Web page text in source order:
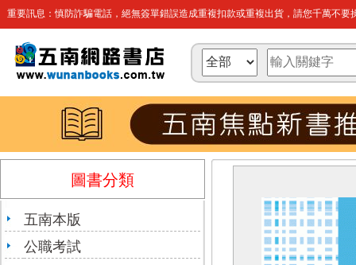
重要訊息：慎防詐騙電話，絕無簽單錯誤造成重複扣款或重複出貨，請您千萬不要
圖書分類
五南本版
公職考試